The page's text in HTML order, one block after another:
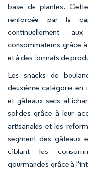
base de plantes.
renforcée par la
continuellement
consommateurs grâce
et à des formats de
Les snacks de
deuxième catégorie en
et gâteaux secs
solides grâce à leur
artisanales et les
segment des gâteaux
ciblant les
gourmandes grâce à